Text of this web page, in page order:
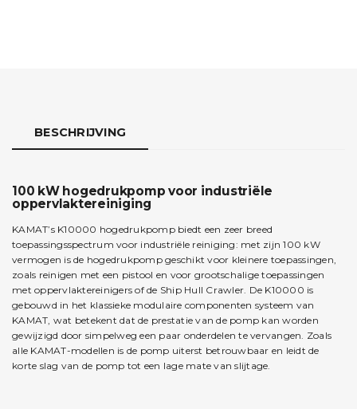
BESCHRIJVING
100 kW hogedrukpomp voor industriële
oppervlaktereiniging
KAMAT’s K10000 hogedrukpomp biedt een zeer breed
toepassingsspectrum voor industriële reiniging: met zijn 100 kW
vermogen is de hogedrukpomp geschikt voor kleinere toepassingen,
zoals reinigen met een pistool en voor grootschalige toepassingen
met oppervlaktereinigers of de Ship Hull Crawler. De K10000 is
gebouwd in het klassieke modulaire componenten systeem van
KAMAT, wat betekent dat de prestatie van de pomp kan worden
gewijzigd door simpelweg een paar onderdelen te vervangen. Zoals
alle KAMAT-modellen is de pomp uiterst betrouwbaar en leidt de
korte slag van de pomp tot een lage mate van slijtage.